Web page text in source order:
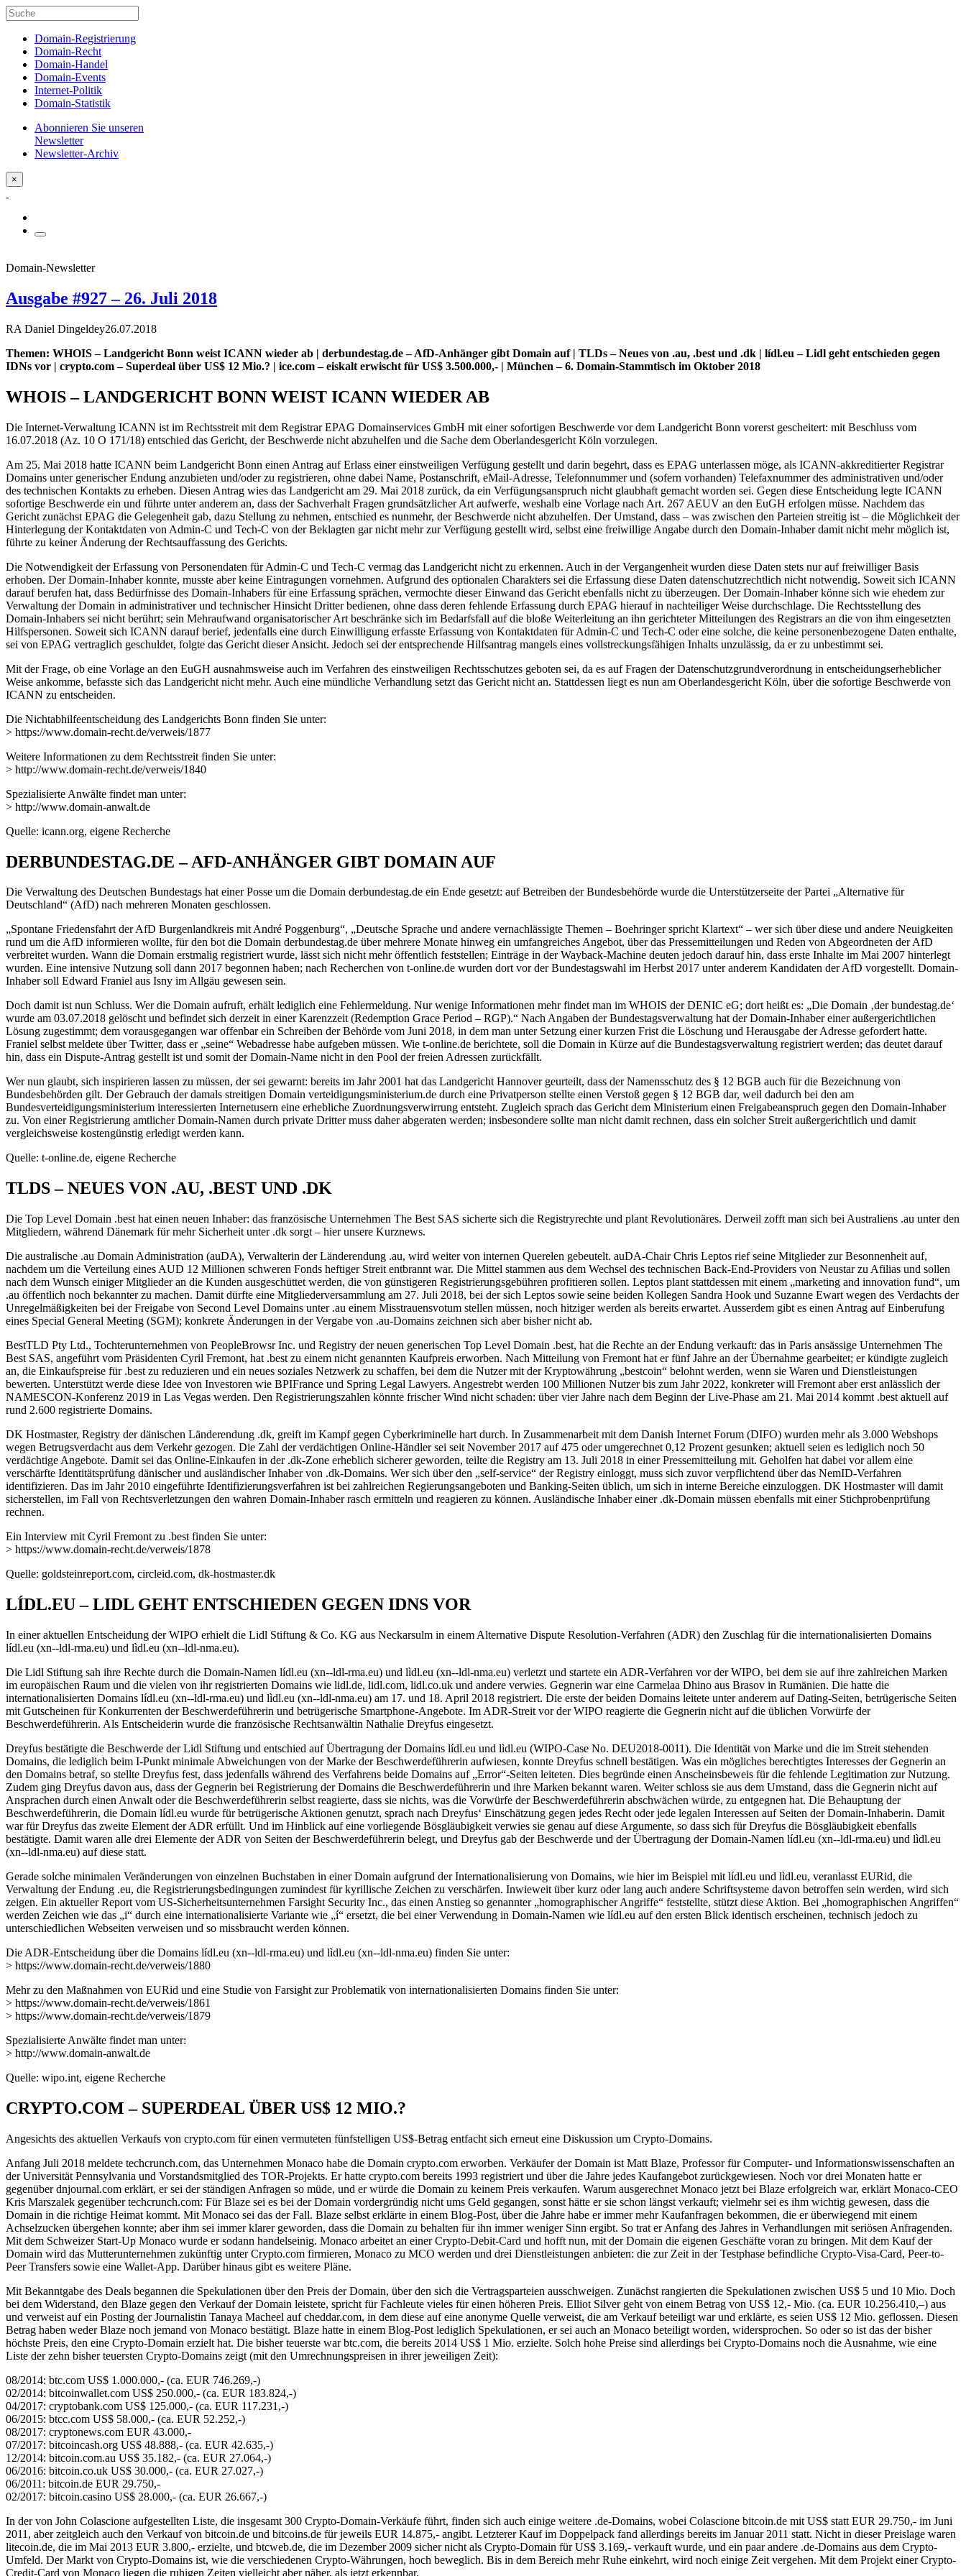
Domain-Registrierung
Domain-Recht
Domain-Handel
Domain-Events
Internet-Politik
Domain-Statistik
Abonnieren Sie unseren
Newsletter
Newsletter-Archiv
×
Domain-Newsletter
Ausgabe #927 – 26. Juli 2018
RA Daniel Dingeldey26.07.2018
Themen: WHOIS – Landgericht Bonn weist ICANN wieder ab | derbundestag.de – AfD-Anhänger gibt Domain auf | TLDs – Neues von .au, .best und .dk | lídl.eu – Lidl geht entschieden gegen
IDNs vor | crypto.com – Superdeal über US$ 12 Mio.? | ice.com – eiskalt erwischt für US$ 3.500.000,- | München – 6. Domain-Stammtisch im Oktober 2018
WHOIS – LANDGERICHT BONN WEIST ICANN WIEDER AB
Die Internet-Verwaltung ICANN ist im Rechtsstreit mit dem Registrar EPAG Domainservices GmbH mit einer sofortigen Beschwerde vor dem Landgericht Bonn vorerst gescheitert: mit Beschluss vom
16.07.2018 (Az. 10 O 171/18) entschied das Gericht, der Beschwerde nicht abzuhelfen und die Sache dem Oberlandesgericht Köln vorzulegen.
Am 25. Mai 2018 hatte ICANN beim Landgericht Bonn einen Antrag auf Erlass einer einstweiligen Verfügung gestellt und darin begehrt, dass es EPAG unterlassen möge, als ICANN-akkreditierter Registrar
Domains unter generischer Endung anzubieten und/oder zu registrieren, ohne dabei Name, Postanschrift, eMail-Adresse, Telefonnummer und (sofern vorhanden) Telefaxnummer des administrativen und/oder
des technischen Kontakts zu erheben. Diesen Antrag wies das Landgericht am 29. Mai 2018 zurück, da ein Verfügungsanspruch nicht glaubhaft gemacht worden sei. Gegen diese Entscheidung legte ICANN
sofortige Beschwerde ein und führte unter anderem an, dass der Sachverhalt Fragen grundsätzlicher Art aufwerfe, weshalb eine Vorlage nach Art. 267 AEUV an den EuGH erfolgen müsse. Nachdem das
Gericht zunächst EPAG die Gelegenheit gab, dazu Stellung zu nehmen, entschied es nunmehr, der Beschwerde nicht abzuhelfen. Der Umstand, dass – was zwischen den Parteien streitig ist – die Möglichkeit der
Hinterlegung der Kontaktdaten von Admin-C und Tech-C von der Beklagten gar nicht mehr zur Verfügung gestellt wird, selbst eine freiwillige Angabe durch den Domain-Inhaber damit nicht mehr möglich ist,
führte zu keiner Änderung der Rechtsauffassung des Gerichts.
Die Notwendigkeit der Erfassung von Personendaten für Admin-C und Tech-C vermag das Landgericht nicht zu erkennen. Auch in der Vergangenheit wurden diese Daten stets nur auf freiwilliger Basis
erhoben. Der Domain-Inhaber konnte, musste aber keine Eintragungen vornehmen. Aufgrund des optionalen Charakters sei die Erfassung diese Daten datenschutzrechtlich nicht notwendig. Soweit sich ICANN
darauf berufen hat, dass Bedürfnisse des Domain-Inhabers für eine Erfassung sprächen, vermochte dieser Einwand das Gericht ebenfalls nicht zu überzeugen. Der Domain-Inhaber könne sich wie ehedem zur
Verwaltung der Domain in administrativer und technischer Hinsicht Dritter bedienen, ohne dass deren fehlende Erfassung durch EPAG hierauf in nachteiliger Weise durchschlage. Die Rechtsstellung des
Domain-Inhabers sei nicht berührt; sein Mehraufwand organisatorischer Art beschränke sich im Bedarfsfall auf die bloße Weiterleitung an ihn gerichteter Mitteilungen des Registrars an die von ihm eingesetzten
Hilfspersonen. Soweit sich ICANN darauf berief, jedenfalls eine durch Einwilligung erfasste Erfassung von Kontaktdaten für Admin-C und Tech-C oder eine solche, die keine personenbezogene Daten enthalte,
sei von EPAG vertraglich geschuldet, folgte das Gericht dieser Ansicht. Jedoch sei der entsprechende Hilfsantrag mangels eines vollstreckungsfähigen Inhalts unzulässig, da er zu unbestimmt sei.
Mit der Frage, ob eine Vorlage an den EuGH ausnahmsweise auch im Verfahren des einstweiligen Rechtsschutzes geboten sei, da es auf Fragen der Datenschutzgrundverordnung in entscheidungserheblicher
Weise ankomme, befasste sich das Landgericht nicht mehr. Auch eine mündliche Verhandlung setzt das Gericht nicht an. Stattdessen liegt es nun am Oberlandesgericht Köln, über die sofortige Beschwerde von
ICANN zu entscheiden.
Die Nichtabhilfeentscheidung des Landgerichts Bonn finden Sie unter:
> https://www.domain-recht.de/verweis/1877
Weitere Informationen zu dem Rechtsstreit finden Sie unter:
> http://www.domain-recht.de/verweis/1840
Spezialisierte Anwälte findet man unter:
> http://www.domain-anwalt.de
Quelle: icann.org, eigene Recherche
DERBUNDESTAG.DE – AFD-ANHÄNGER GIBT DOMAIN AUF
Die Verwaltung des Deutschen Bundestags hat einer Posse um die Domain derbundestag.de ein Ende gesetzt: auf Betreiben der Bundesbehörde wurde die Unterstützerseite der Partei „Alternative für
Deutschland“ (AfD) nach mehreren Monaten geschlossen.
„Spontane Friedensfahrt der AfD Burgenlandkreis mit André Poggenburg“, „Deutsche Sprache und andere vernachlässigte Themen – Boehringer spricht Klartext“ – wer sich über diese und andere Neuigkeiten
rund um die AfD informieren wollte, für den bot die Domain derbundestag.de über mehrere Monate hinweg ein umfangreiches Angebot, über das Pressemitteilungen und Reden von Abgeordneten der AfD
verbreitet wurden. Wann die Domain erstmalig registriert wurde, lässt sich nicht mehr öffentlich feststellen; Einträge in der Wayback-Machine deuten jedoch darauf hin, dass erste Inhalte im Mai 2007 hinterlegt
wurden. Eine intensive Nutzung soll dann 2017 begonnen haben; nach Recherchen von t-online.de wurden dort vor der Bundestagswahl im Herbst 2017 unter anderem Kandidaten der AfD vorgestellt. Domain-
Inhaber soll Edward Franiel aus Isny im Allgäu gewesen sein.
Doch damit ist nun Schluss. Wer die Domain aufruft, erhält lediglich eine Fehlermeldung. Nur wenige Informationen mehr findet man im WHOIS der DENIC eG; dort heißt es: „Die Domain ‚der bundestag.de‘
wurde am 03.07.2018 gelöscht und befindet sich derzeit in einer Karenzzeit (Redemption Grace Period – RGP).“ Nach Angaben der Bundestagsverwaltung hat der Domain-Inhaber einer außergerichtlichen
Lösung zugestimmt; dem vorausgegangen war offenbar ein Schreiben der Behörde vom Juni 2018, in dem man unter Setzung einer kurzen Frist die Löschung und Herausgabe der Adresse gefordert hatte.
Franiel selbst meldete über Twitter, dass er „seine“ Webadresse habe aufgeben müssen. Wie t-online.de berichtete, soll die Domain in Kürze auf die Bundestagsverwaltung registriert werden; das deutet darauf
hin, dass ein Dispute-Antrag gestellt ist und somit der Domain-Name nicht in den Pool der freien Adressen zurückfällt.
Wer nun glaubt, sich inspirieren lassen zu müssen, der sei gewarnt: bereits im Jahr 2001 hat das Landgericht Hannover geurteilt, dass der Namensschutz des § 12 BGB auch für die Bezeichnung von
Bundesbehörden gilt. Der Gebrauch der damals streitigen Domain verteidigungsministerium.de durch eine Privatperson stellte einen Verstoß gegen § 12 BGB dar, weil dadurch bei den am
Bundesverteidigungsministerium interessierten Internetusern eine erhebliche Zuordnungsverwirrung entsteht. Zugleich sprach das Gericht dem Ministerium einen Freigabeanspruch gegen den Domain-Inhaber
zu. Von einer Registrierung amtlicher Domain-Namen durch private Dritter muss daher abgeraten werden; insbesondere sollte man nicht damit rechnen, dass ein solcher Streit außergerichtlich und damit
vergleichsweise kostengünstig erledigt werden kann.
Quelle: t-online.de, eigene Recherche
TLDS – NEUES VON .AU, .BEST UND .DK
Die Top Level Domain .best hat einen neuen Inhaber: das französische Unternehmen The Best SAS sicherte sich die Registryrechte und plant Revolutionäres. Derweil zofft man sich bei Australiens .au unter den
Mitgliedern, während Dänemark für mehr Sicherheit unter .dk sorgt – hier unsere Kurznews.
Die australische .au Domain Administration (auDA), Verwalterin der Länderendung .au, wird weiter von internen Querelen gebeutelt. auDA-Chair Chris Leptos rief seine Mitglieder zur Besonnenheit auf,
nachdem um die Verteilung eines AUD 12 Millionen schweren Fonds heftiger Streit entbrannt war. Die Mittel stammen aus dem Wechsel des technischen Back-End-Providers von Neustar zu Afilias und sollen
nach dem Wunsch einiger Mitglieder an die Kunden ausgeschüttet werden, die von günstigeren Registrierungsgebühren profitieren sollen. Leptos plant stattdessen mit einem „marketing and innovation fund“, um
.au öffentlich noch bekannter zu machen. Damit dürfte eine Mitgliederversammlung am 27. Juli 2018, bei der sich Leptos sowie seine beiden Kollegen Sandra Hook und Suzanne Ewart wegen des Verdachts der
Unregelmäßigkeiten bei der Freigabe von Second Level Domains unter .au einem Misstrauensvotum stellen müssen, noch hitziger werden als bereits erwartet. Ausserdem gibt es einen Antrag auf Einberufung
eines Special General Meeting (SGM); konkrete Änderungen in der Vergabe von .au-Domains zeichnen sich aber bisher nicht ab.
BestTLD Pty Ltd., Tochterunternehmen von PeopleBrowsr Inc. und Registry der neuen generischen Top Level Domain .best, hat die Rechte an der Endung verkauft: das in Paris ansässige Unternehmen The
Best SAS, angeführt vom Präsidenten Cyril Fremont, hat .best zu einem nicht genannten Kaufpreis erworben. Nach Mitteilung von Fremont hat er fünf Jahre an der Übernahme gearbeitet; er kündigte zugleich
an, die Einkaufspreise für .best zu reduzieren und ein neues soziales Netzwerk zu schaffen, bei dem die Nutzer mit der Kryptowährung „bestcoin“ belohnt werden, wenn sie Waren und Dienstleistungen
bewerten. Unterstützt werde diese Idee von Investoren wie BPIFrance und Spring Legal Lawyers. Angestrebt werden 100 Millionen Nutzer bis zum Jahr 2022, konkreter will Fremont aber erst anlässlich der
NAMESCON-Konferenz 2019 in Las Vegas werden. Den Registrierungszahlen könnte frischer Wind nicht schaden: über vier Jahre nach dem Beginn der Live-Phase am 21. Mai 2014 kommt .best aktuell auf
rund 2.600 registrierte Domains.
DK Hostmaster, Registry der dänischen Länderendung .dk, greift im Kampf gegen Cyberkriminelle hart durch. In Zusammenarbeit mit dem Danish Internet Forum (DIFO) wurden mehr als 3.000 Webshops
wegen Betrugsverdacht aus dem Verkehr gezogen. Die Zahl der verdächtigen Online-Händler sei seit November 2017 auf 475 oder umgerechnet 0,12 Prozent gesunken; aktuell seien es lediglich noch 50
verdächtige Angebote. Damit sei das Online-Einkaufen in der .dk-Zone erheblich sicherer geworden, teilte die Registry am 13. Juli 2018 in einer Pressemitteilung mit. Geholfen hat dabei vor allem eine
verschärfte Identitätsprüfung dänischer und ausländischer Inhaber von .dk-Domains. Wer sich über den „self-service“ der Registry einloggt, muss sich zuvor verpflichtend über das NemID-Verfahren
identifizieren. Das im Jahr 2010 eingeführte Identifizierungsverfahren ist bei zahlreichen Regierungsangeboten und Banking-Seiten üblich, um sich in interne Bereiche einzuloggen. DK Hostmaster will damit
sicherstellen, im Fall von Rechtsverletzungen den wahren Domain-Inhaber rasch ermitteln und reagieren zu können. Ausländische Inhaber einer .dk-Domain müssen ebenfalls mit einer Stichprobenprüfung
rechnen.
Ein Interview mit Cyril Fremont zu .best finden Sie unter:
> https://www.domain-recht.de/verweis/1878
Quelle: goldsteinreport.com, circleid.com, dk-hostmaster.dk
LÍDL.EU – LIDL GEHT ENTSCHIEDEN GEGEN IDNS VOR
In einer aktuellen Entscheidung der WIPO erhielt die Lidl Stiftung & Co. KG aus Neckarsulm in einem Alternative Dispute Resolution-Verfahren (ADR) den Zuschlag für die internationalisierten Domains
lídl.eu (xn--ldl-rma.eu) und lìdl.eu (xn--ldl-nma.eu).
Die Lidl Stiftung sah ihre Rechte durch die Domain-Namen lídl.eu (xn--ldl-rma.eu) und lìdl.eu (xn--ldl-nma.eu) verletzt und startete ein ADR-Verfahren vor der WIPO, bei dem sie auf ihre zahlreichen Marken
im europäischen Raum und die vielen von ihr registrierten Domains wie lidl.de, lidl.com, lidl.co.uk und andere verwies. Gegnerin war eine Carmelaa Dhino aus Brasov in Rumänien. Die hatte die
internationalisierten Domains lídl.eu (xn--ldl-rma.eu) und lìdl.eu (xn--ldl-nma.eu) am 17. und 18. April 2018 registriert. Die erste der beiden Domains leitete unter anderem auf Dating-Seiten, betrügerische Seiten
mit Gutscheinen für Konkurrenten der Beschwerdeführerin und betrügerische Smartphone-Angebote. Im ADR-Streit vor der WIPO reagierte die Gegnerin nicht auf die üblichen Vorwürfe der
Beschwerdeführerin. Als Entscheiderin wurde die französische Rechtsanwältin Nathalie Dreyfus eingesetzt.
Dreyfus bestätigte die Beschwerde der Lidl Stiftung und entschied auf Übertragung der Domains lídl.eu und lìdl.eu (WIPO-Case No. DEU2018-0011). Die Identität von Marke und die im Streit stehenden
Domains, die lediglich beim I-Punkt minimale Abweichungen von der Marke der Beschwerdeführerin aufwiesen, konnte Dreyfus schnell bestätigen. Was ein mögliches berechtigtes Interesses der Gegnerin an
den Domains betraf, so stellte Dreyfus fest, dass jedenfalls während des Verfahrens beide Domains auf „Error“-Seiten leiteten. Dies begründe einen Anscheinsbeweis für die fehlende Legitimation zur Nutzung.
Zudem ging Dreyfus davon aus, dass der Gegnerin bei Registrierung der Domains die Beschwerdeführerin und ihre Marken bekannt waren. Weiter schloss sie aus dem Umstand, dass die Gegnerin nicht auf
Ansprachen durch einen Anwalt oder die Beschwerdeführerin selbst reagierte, dass sie nichts, was die Vorwürfe der Beschwerdeführerin abschwächen würde, zu entgegnen hat. Die Behauptung der
Beschwerdeführerin, die Domain lídl.eu wurde für betrügerische Aktionen genutzt, sprach nach Dreyfus‘ Einschätzung gegen jedes Recht oder jede legalen Interessen auf Seiten der Domain-Inhaberin. Damit
war für Dreyfus das zweite Element der ADR erfüllt. Und im Hinblick auf eine vorliegende Bösgläubigkeit verwies sie genau auf diese Argumente, so dass sich für Dreyfus die Bösgläubigkeit ebenfalls
bestätigte. Damit waren alle drei Elemente der ADR von Seiten der Beschwerdeführerin belegt, und Dreyfus gab der Beschwerde und der Übertragung der Domain-Namen lídl.eu (xn--ldl-rma.eu) und lìdl.eu
(xn--ldl-nma.eu) auf diese statt.
Gerade solche minimalen Veränderungen von einzelnen Buchstaben in einer Domain aufgrund der Internationalisierung von Domains, wie hier im Beispiel mit lídl.eu und lìdl.eu, veranlasst EURid, die
Verwaltung der Endung .eu, die Registrierungsbedingungen zumindest für kyrillische Zeichen zu verschärfen. Inwieweit über kurz oder lang auch andere Schriftsysteme davon betroffen sein werden, wird sich
zeigen. Ein aktueller Report vom US-Sicherheitsunternehmen Farsight Security Inc., das einen Anstieg so genannter „homographischer Angriffe“ feststellte, stützt diese Aktion. Bei „homographischen Angriffen“
werden Zeichen wie das „i“ durch eine internationalisierte Variante wie „í“ ersetzt, die bei einer Verwendung in Domain-Namen wie lídl.eu auf den ersten Blick identisch erscheinen, technisch jedoch zu
unterschiedlichen Webseiten verweisen und so missbraucht werden können.
Die ADR-Entscheidung über die Domains lídl.eu (xn--ldl-rma.eu) und lìdl.eu (xn--ldl-nma.eu) finden Sie unter:
> https://www.domain-recht.de/verweis/1880
Mehr zu den Maßnahmen von EURid und eine Studie von Farsight zur Problematik von internationalisierten Domains finden Sie unter:
> https://www.domain-recht.de/verweis/1861
> https://www.domain-recht.de/verweis/1879
Spezialisierte Anwälte findet man unter:
> http://www.domain-anwalt.de
Quelle: wipo.int, eigene Recherche
CRYPTO.COM – SUPERDEAL ÜBER US$ 12 MIO.?
Angesichts des aktuellen Verkaufs von crypto.com für einen vermuteten fünfstelligen US$-Betrag entfacht sich erneut eine Diskussion um Crypto-Domains.
Anfang Juli 2018 meldete techcrunch.com, das Unternehmen Monaco habe die Domain crypto.com erworben. Verkäufer der Domain ist Matt Blaze, Professor für Computer- und Informationswissenschaften an
der Universität Pennsylvania und Vorstandsmitglied des TOR-Projekts. Er hatte crypto.com bereits 1993 registriert und über die Jahre jedes Kaufangebot zurückgewiesen. Noch vor drei Monaten hatte er
gegenüber dnjournal.com erklärt, er sei der ständigen Anfragen so müde, und er würde die Domain zu keinem Preis verkaufen. Warum ausgerechnet Monaco jetzt bei Blaze erfolgreich war, erklärt Monaco-CEO
Kris Marszalek gegenüber techcrunch.com: Für Blaze sei es bei der Domain vordergründig nicht ums Geld gegangen, sonst hätte er sie schon längst verkauft; vielmehr sei es ihm wichtig gewesen, dass die
Domain in die richtige Heimat kommt. Mit Monaco sei das der Fall. Blaze selbst erklärte in einem Blog-Post, über die Jahre habe er immer mehr Kaufanfragen bekommen, die er überwiegend mit einem
Achselzucken übergehen konnte; aber ihm sei immer klarer geworden, dass die Domain zu behalten für ihn immer weniger Sinn ergibt. So trat er Anfang des Jahres in Verhandlungen mit seriösen Anfragenden.
Mit dem Schweizer Start-Up Monaco wurde er sodann handelseinig. Monaco arbeitet an einer Crypto-Debit-Card und hofft nun, mit der Domain die eigenen Geschäfte voran zu bringen. Mit dem Kauf der
Domain wird das Mutterunternehmen zukünftig unter Crypto.com firmieren, Monaco zu MCO werden und drei Dienstleistungen anbieten: die zur Zeit in der Testphase befindliche Crypto-Visa-Card, Peer-to-
Peer Transfers sowie eine Wallet-App. Darüber hinaus gibt es weitere Pläne.
Mit Bekanntgabe des Deals begannen die Spekulationen über den Preis der Domain, über den sich die Vertragsparteien ausschweigen. Zunächst rangierten die Spekulationen zwischen US$ 5 und 10 Mio. Doch
bei dem Widerstand, den Blaze gegen den Verkauf der Domain leistete, spricht für Fachleute vieles für einen höheren Preis. Elliot Silver geht von einem Betrag von US$ 12,- Mio. (ca. EUR 10.256.410,–) aus
und verweist auf ein Posting der Journalistin Tanaya Macheel auf cheddar.com, in dem diese auf eine anonyme Quelle verweist, die am Verkauf beteiligt war und erklärte, es seien US$ 12 Mio. geflossen. Diesen
Betrag haben weder Blaze noch jemand von Monaco bestätigt. Blaze hatte in einem Blog-Post lediglich Spekulationen, er sei auch an Monaco beteiligt worden, widersprochen. So oder so ist das der bisher
höchste Preis, den eine Crypto-Domain erzielt hat. Die bisher teuerste war btc.com, die bereits 2014 US$ 1 Mio. erzielte. Solch hohe Preise sind allerdings bei Crypto-Domains noch die Ausnahme, wie eine
Liste der zehn bisher teuersten Crypto-Domains zeigt (mit den Umrechnungspreisen in ihrer jeweiligen Zeit):
08/2014: btc.com US$ 1.000.000,- (ca. EUR 746.269,-)
02/2014: bitcoinwallet.com US$ 250.000,- (ca. EUR 183.824,-)
04/2017: cryptobank.com US$ 125.000,- (ca. EUR 117.231,-)
06/2015: btcc.com US$ 58.000,- (ca. EUR 52.252,-)
08/2017: cryptonews.com EUR 43.000,-
07/2017: bitcoincash.org US$ 48.888,- (ca. EUR 42.635,-)
12/2014: bitcoin.com.au US$ 35.182,- (ca. EUR 27.064,-)
06/2016: bitcoin.co.uk US$ 30.000,- (ca. EUR 27.027,-)
06/2011: bitcoin.de EUR 29.750,-
02/2017: bitcoin.casino US$ 28.000,- (ca. EUR 26.667,-)
In der von John Colascione aufgestellten Liste, die insgesamt 300 Crypto-Domain-Verkäufe führt, finden sich auch einige weitere .de-Domains, wobei Colascione bitcoin.de mit US$ statt EUR 29.750,- im Juni
2011, aber zeitgleich auch den Verkauf von bitcoin.de und bitcoins.de für jeweils EUR 14.875,- angibt. Letzterer Kauf im Doppelpack fand allerdings bereits im Januar 2011 statt. Nicht in dieser Preislage waren
litecoin.de, die im Mai 2013 EUR 3.800,- erzielte, und btcweb.de, die im Dezember 2009 sicher nicht als Crypto-Domain für US$ 3.169,- verkauft wurde, und ein paar andere .de-Domains aus dem Crypto-
Umfeld. Der Markt von Crypto-Domains ist, wie die verschiedenen Crypto-Währungen, hoch beweglich. Bis in dem Bereich mehr Ruhe einkehrt, wird noch einige Zeit vergehen. Mit dem Projekt einer Crypto-
Credit-Card von Monaco liegen die ruhigen Zeiten vielleicht aber näher, als jetzt erkennbar.